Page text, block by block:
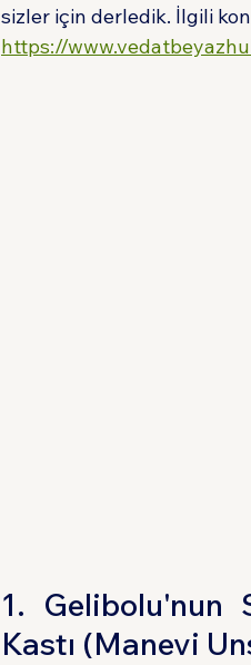
sizler için derledik. İlgili
https://
1. Gelibolu'nun
Kastı (Manevi